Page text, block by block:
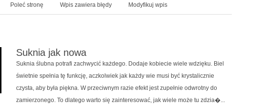
Poleć stronę Wpis zawiera błędy Modyfikuj wpis
Suknia jak nowa
Suknia ślubna potrafi zachwycić każdego. Dodaje kobiecie wiele wdzięku. Biel
świetnie spełnia tę funkcję, aczkolwiek jak każdy wie musi być krystalicznie
czysta, aby była piękna. W przeciwnym razie efekt jest zupełnie odwrotny do
zamierzonego. To dlatego warto się zainteresować, jak wiele może tu zdzia�...